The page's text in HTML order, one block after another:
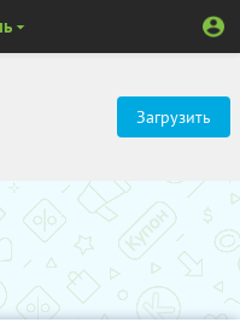
Загрузить